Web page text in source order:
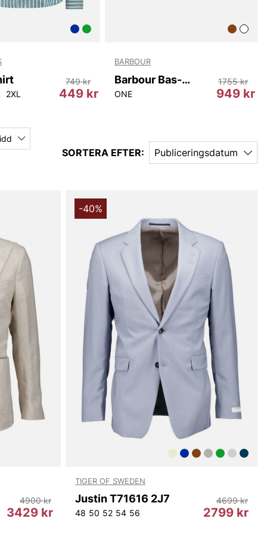
2XL 449 kr
749 kr
BARBOUR
Barbour Bas-3104 M
ONE 949 kr
1755 kr
SORTERA EFTER: Publiceringsdatum
108 112
3429 kr
4900 kr
-40%
TIGER OF SWEDEN
Justin T71616 2J7
48 50 52 54 56 2799 kr
4699 kr